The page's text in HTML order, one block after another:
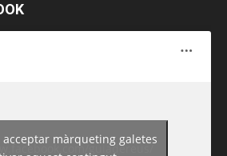
guiadereus/
acceptar màrqueting galetes